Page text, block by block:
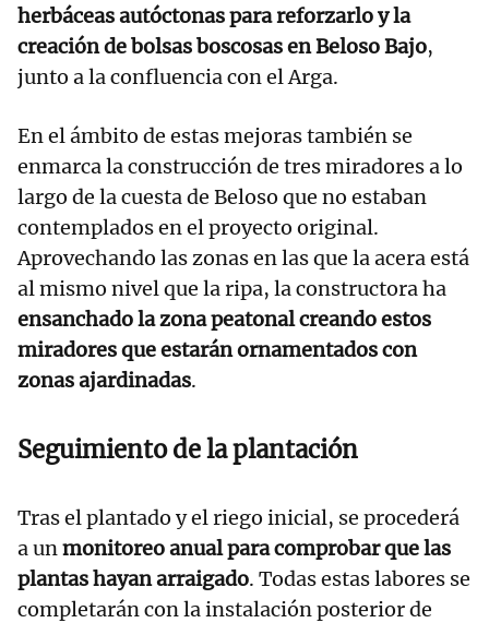
herbáceas autóctonas para reforzarlo y la
creación de bolsas boscosas en Beloso Bajo,
junto a la confluencia con el Arga.
En el ámbito de estas mejoras también se
enmarca la construcción de tres miradores a lo
largo de la cuesta de Beloso que no estaban
contemplados en el proyecto original.
Aprovechando las zonas en las que la acera está
al mismo nivel que la ripa, la constructora ha
ensanchado la zona peatonal creando estos
miradores que estarán ornamentados con
zonas ajardinadas.
Seguimiento de la plantación
Tras el plantado y el riego inicial, se procederá
a unmonitoreo anual para comprobar que las
plantas hayan arraigado. Todas estas labores se
completarán con la instalación posterior de